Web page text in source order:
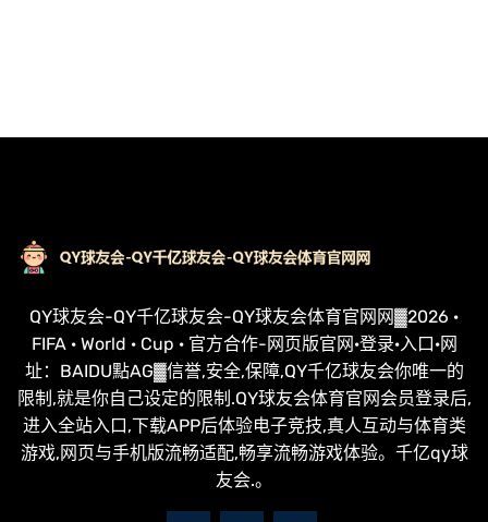
QY球友会-QY千亿球友会-QY球友会体育官网网▓2026 ·
FIFA · World · Cup · 官方合作-网页版官网·登录·入口·网
址：BAIDU點AG▓信誉,安全,保障,QY千亿球友会你唯一的
限制,就是你自己设定的限制.QY球友会体育官网会员登录后,
进入全站入口,下载APP后体验电子竞技,真人互动与体育类
游戏,网页与手机版流畅适配,畅享流畅游戏体验。千亿qy球
友会.。